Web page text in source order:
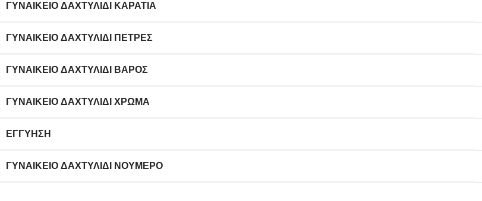
ΓΥΝΑΙΚΕΊΟ ΔΑΧΤΥΛΊΔΙ ΚΑΡΆΤΙΑ
ΓΥΝΑΙΚΕΊΟ ΔΑΧΤΥΛΊΔΙ ΠΈΤΡΕΣ
ΓΥΝΑΙΚΕΊΟ ΔΑΧΤΥΛΊΔΙ ΒΆΡΟΣ
ΓΥΝΑΙΚΕΊΟ ΔΑΧΤΥΛΊΔΙ ΧΡΏΜΑ
ΕΓΓΎΗΣΗ
ΓΥΝΑΙΚΕΊΟ ΔΑΧΤΥΛΊΔΙ ΝΟΎΜΕΡΟ